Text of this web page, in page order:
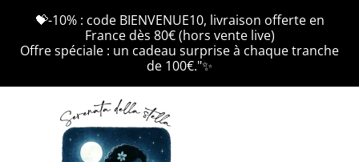
💝-10% : code BIENVENUE10, livraison offerte en
France dès 80€ (hors vente live)
Offre spéciale : un cadeau surprise à chaque tranche
de 100€."✨